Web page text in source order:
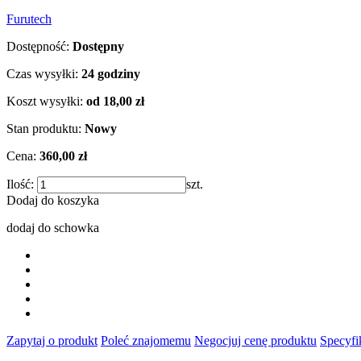
Furutech
Dostępność: Dostępny
Czas wysyłki: 24 godziny
Koszt wysyłki: od 18,00 zł
Stan produktu: Nowy
Cena: 360,00 zł
Ilość:
szt.
Dodaj do koszyka
dodaj do schowka
Zapytaj o produkt Poleć znajomemu Negocjuj cenę produktu